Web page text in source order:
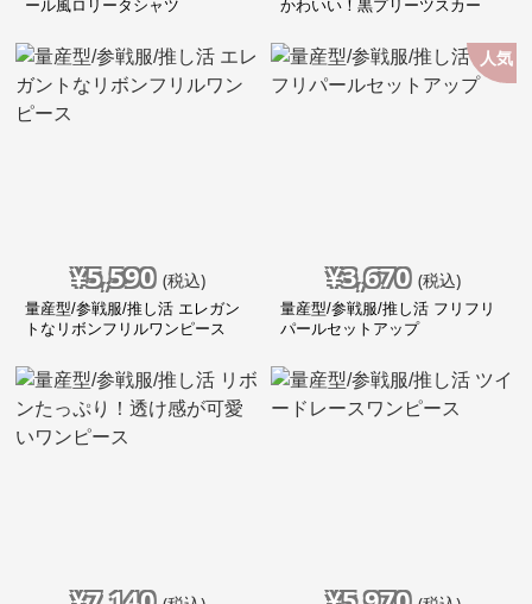
ール風ロリータシャツ
かわいい！黒プリーツスカー
¥5,590 (税込)
量産型/参戦服/推し活 エレガン
トなリボンフリルワンピース
人気
¥3,670 (税込)
量産型/参戦服/推し活 フリフリ
パールセットアップ